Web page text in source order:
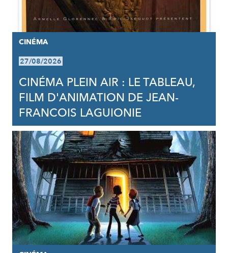
CINÉMA
27/08/2026
CINÉMA PLEIN AIR : LE TABLEAU,
FILM D'ANIMATION DE JEAN-
FRANCOIS LAGUIONIE